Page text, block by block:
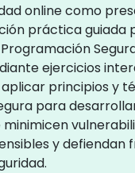
online como
práctica guiada
ejercicios
principios y
para
y defiendan